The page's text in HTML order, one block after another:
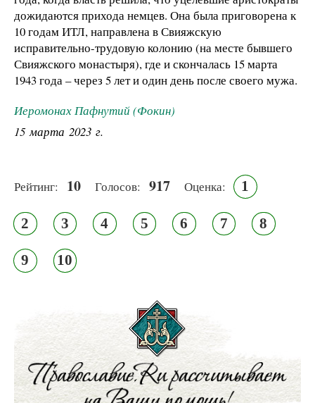
дожидаются прихода немцев. Она была приговорена к
10 годам ИТЛ, направлена в Свияжскую
исправительно-трудовую колонию (на месте бывшего
Свияжского монастыря), где и скончалась 15 марта
1943 года – через 5 лет и один день после своего мужа.
Иеромонах Пафнутий (Фокин)
15 марта 2023 г.
Рейтинг: 10 Голосов: 917 Оценка: 1
2 3 4 5 6 7 8
9 10